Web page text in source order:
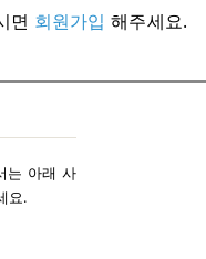
면 회원가입 해주세요.
는 아래 사
요.